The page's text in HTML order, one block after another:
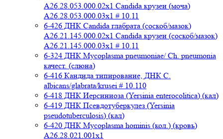
A26.28.053.000.02x1 Candida крузеи (моча)
A26.28.053.000.03x1 # 10.11
6-426 ДНК Candida глабрата (соскоб/мазок)
A26.21.145.000.02x1 Candida крузеи (соскоб/мазок)
A26.21.145.000.03x1 # 10.11
6-324 ДНК Mycoplasma pneumoniae/ Ch. pneumonia
качест. (слюна)
6-416 Кандида типирование, ДНК C.
albicans/glabrata/krusei # 10.110
6-418 ДНК Иерсиниоза (Yersinia enterocolitica) (кал)
6-419 ДНК Псевдотуберкулез (Yersinia
pseudotuberculosis) (кал)
6-420 ДНК Mycoplasma hominis (кол.) (кровь)
A26.28.021.001x1